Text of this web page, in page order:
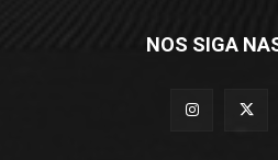
NOS SIGA